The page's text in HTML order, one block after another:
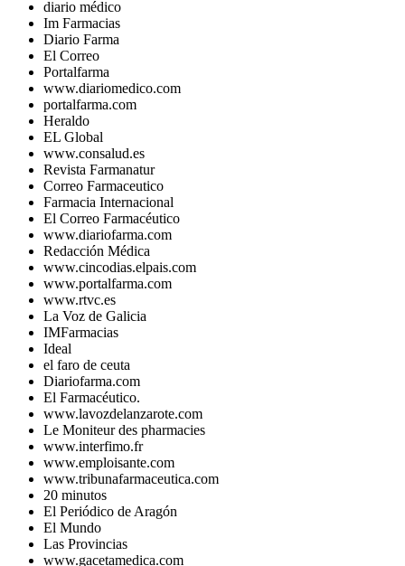
diario médico
Im Farmacias
Diario Farma
El Correo
Portalfarma
www.diariomedico.com
portalfarma.com
Heraldo
EL Global
www.consalud.es
Revista Farmanatur
Correo Farmaceutico
Farmacia Internacional
El Correo Farmacéutico
www.diariofarma.com
Redacción Médica
www.cincodias.elpais.com
www.portalfarma.com
www.rtvc.es
La Voz de Galicia
IMFarmacias
Ideal
el faro de ceuta
Diariofarma.com
El Farmacéutico.
www.lavozdelanzarote.com
Le Moniteur des pharmacies
www.interfimo.fr
www.emploisante.com
www.tribunafarmaceutica.com
20 minutos
El Periódico de Aragón
El Mundo
Las Provincias
www.gacetamedica.com